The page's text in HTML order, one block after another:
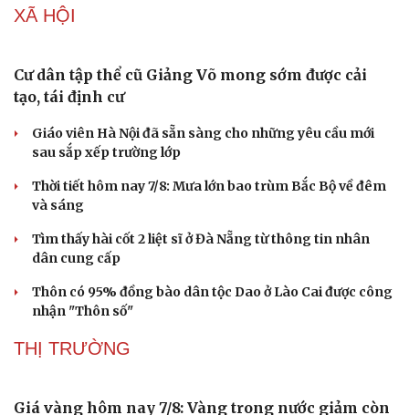
XÃ HỘI
Cư dân tập thể cũ Giảng Võ mong sớm được cải
tạo, tái định cư
sau sắp xếp trường lớp
và sáng